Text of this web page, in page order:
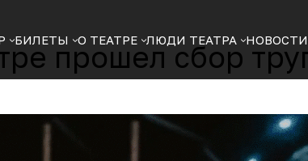
БИЛЕТЫ О ТЕАТРЕ ЛЮДИ ТЕАТРА НОВОСТИ
прошел сбор